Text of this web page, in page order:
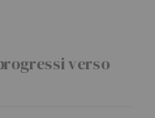
verso